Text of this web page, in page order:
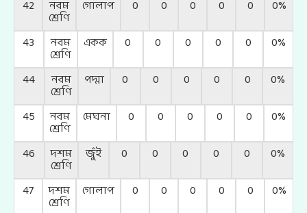
42
নবম
শ্রেণি
গোলাপ 0 0 0 0 0
0%
43
নবম
শ্রেণি
একক 0 0 0 0 0
0%
44
নবম
শ্রেণি
পদ্মা 0 0 0 0 0
0%
45
নবম
শ্রেণি
মেঘনা 0 0 0 0 0
0%
46
দশম
শ্রেণি
জুঁই 0 0 0 0 0
0%
47
দশম
শ্রেণি
গোলাপ 0 0 0 0 0
0%